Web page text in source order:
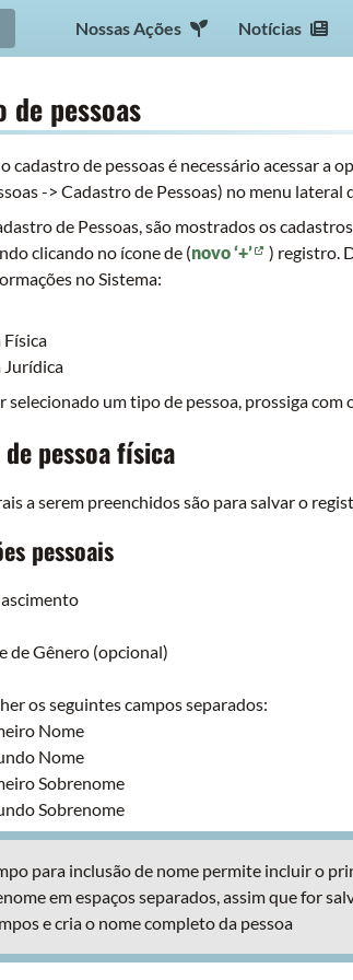
Nossas Ações Notícias
de pessoas
cadastro de pessoas é necessário acessar a
-> Cadastro de Pessoas) no menu lateral
de Pessoas, são mostrados os
clicando no ícone de (novo ‘+’
) registro.
no Sistema:
Física
Jurídica
selecionado um tipo de pessoa, prossiga com
pessoa física
a serem preenchidos são para salvar o
pessoais
de Gênero (opcional)
os seguintes campos separados:
Nome
Nome
Sobrenome
Sobrenome
para inclusão de nome permite incluir o
em espaços separados, assim que for
e cria o nome completo da pessoa